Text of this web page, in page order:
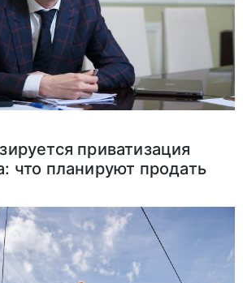
приватизация
что планируют продать